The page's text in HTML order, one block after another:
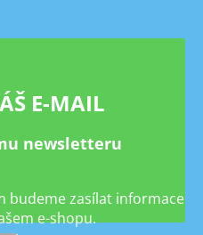
E-MAIL
newsletteru
budeme zasílat informace
e-shopu.